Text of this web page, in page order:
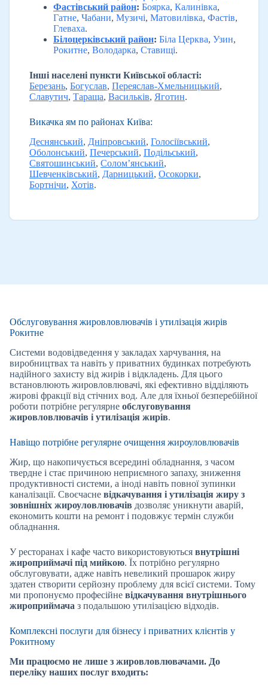
Фастівський район: Боярка, Калинівка,
Гатне, Чабани, Музичі, Матовилівка, Фастів,
Глеваха.
Білоцерківський район: Біла Церква, Узин,
Рокитне, Володарка, Ставищі.
Інші населені пункти Київської області:
Березань, Богуслав, Переяслав-Хмельницький,
Славутич, Тараща, Васильків, Яготин.
Викачка ям по районах Київа:
Деснянський, Дніпровський, Голосіївський,
Оболонський, Печерський, Подільський,
Святошинський, Солом’янський,
Шевченківський, Дарницький, Осокорки,
Бортнічи, Хотів.
Обслуговування жировловлювачів і утилізація жирів
Рокитне
Системи водовідведення у закладах харчування, на
виробництвах та навіть у приватних будинках потребують
надійного захисту від жирів і відкладень. Для цього
встановлюють жировловлювачі, які ефективно відділяють
жирові фракції від стічних вод. Але для їхньої безперебійної
роботи потрібне регулярне обслуговування
жировловлювачів і утилізація жирів.
Навіщо потрібне регулярне очищення жироуловлювачів
Жир, що накопичується всередині обладнання, з часом
твердне і стає причиною неприємного запаху, зниження
продуктивності системи, а іноді навіть повної зупинки
каналізації. Своєчасне відкачування і утилізація жиру з
зовнішніх жироуловлювачів дозволяє уникнути аварій,
економить кошти на ремонт і подовжує термін служби
обладнання.
У ресторанах і кафе часто використовуються внутрішні
жироприймачі під мийкою. Їх потрібно регулярно
обслуговувати, адже навіть невеликий прошарок жиру
здатен створити серйозну проблему для всієї системи. Тому
ми пропонуємо професійне відкачування внутрішнього
жироприймача з подальшою утилізацією відходів.
Комплексні послуги для бізнесу і приватних клієнтів у
Рокитному
Ми працюємо не лише з жировловлювачами. До
переліку наших послуг входить: